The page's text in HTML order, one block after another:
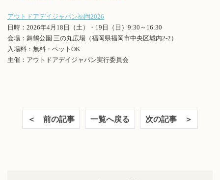
アウトドアデイジャパン福岡2026
日時：2026年4月18日（土）・19日（日）9:30～16:30
会場：舞鶴公園 三の丸広場（福岡県福岡市中央区城内2-2）
入場料：無料・ペットOK
主催：アウトドアデイジャパン実行委員会
＜ 前の記事 一覧へ戻る 次の記事 ＞